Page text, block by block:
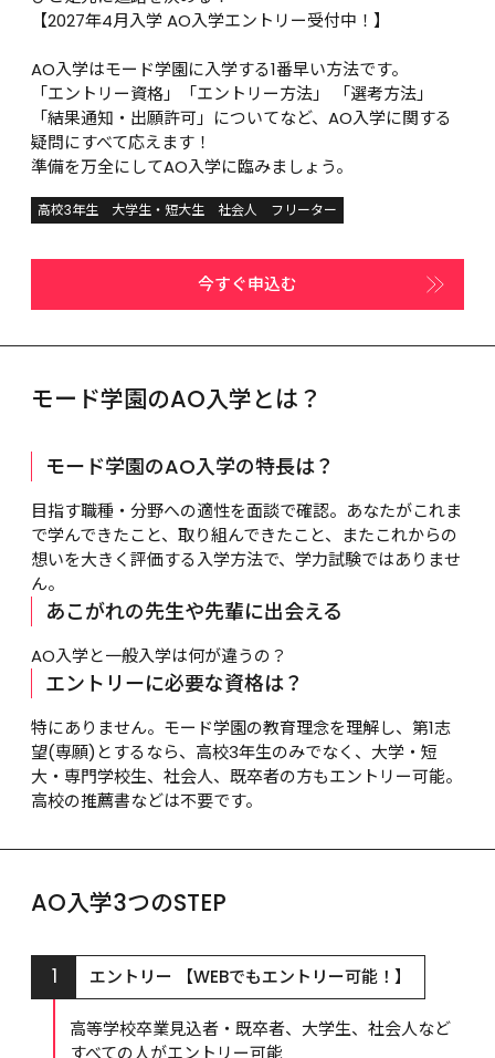
【2027年4月入学 AO入学エントリー受付中！】
AO入学はモード学園に入学する1番早い方法です。
「エントリー資格」「エントリー方法」 「選考方法」
「結果通知・出願許可」についてなど、AO入学に関する
疑問にすべて応えます！
準備を万全にしてAO入学に臨みましょう。
高校3年生 大学生・短大生 社会人 フリーター
今すぐ申込む
モード学園のAO入学とは？
モード学園のAO入学の特長は？
目指す職種・分野への適性を面談で確認。あなたがこれま
で学んできたこと、取り組んできたこと、またこれからの
想いを大きく評価する入学方法で、学力試験ではありませ
ん。
あこがれの先生や先輩に出会える
AO入学と一般入学は何が違うの？
エントリーに必要な資格は？
特にありません。モード学園の教育理念を理解し、第1志
望(専願)とするなら、高校3年生のみでなく、大学・短
大・専門学校生、社会人、既卒者の方もエントリー可能。
高校の推薦書などは不要です。
AO入学3つのSTEP
1 エントリー 【WEBでもエントリー可能！】
高等学校卒業見込者・既卒者、大学生、社会人など
すべての人がエントリー可能